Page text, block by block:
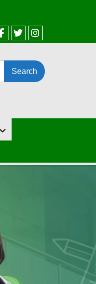
Facebook
TwitterInstagram